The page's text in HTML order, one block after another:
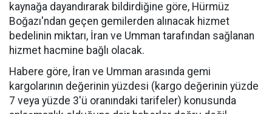
kaynağa dayandırarak bildirdiğine göre, Hürmüz
Boğazı'ndan geçen gemilerden alınacak hizmet
bedelinin miktarı, İran ve Umman tarafından sağlanan
hizmet hacmine bağlı olacak.
Habere göre, İran ve Umman arasında gemi
kargolarının değerinin yüzdesi (kargo değerinin yüzde
7 veya yüzde 3'ü oranındaki tarifeler) konusunda